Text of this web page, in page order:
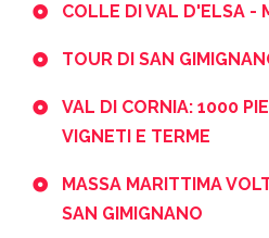
COLLE DI VAL D'ELSA -
TOUR DI SAN
VAL DI CORNIA: 1000
VIGNETI E TERME
MASSA MARITTIMA
SAN GIMIGNANO